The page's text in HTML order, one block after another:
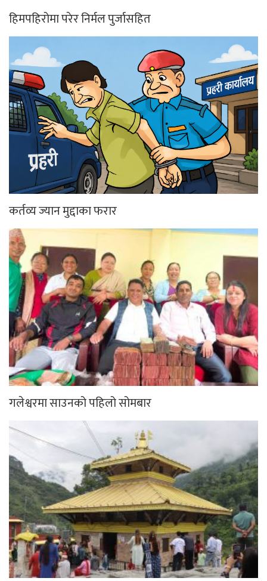
हिमपहिरोमा परेर निर्मल पुर्जासहित
कर्तव्य ज्यान मुद्दाका फरार
गलेश्वरमा साउनको पहिलो सोमबार